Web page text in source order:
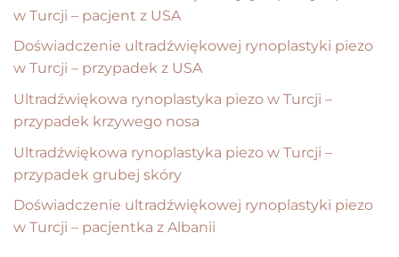
w Turcji – pacjent z USA
Doświadczenie ultradźwiękowej rynoplastyki piezo
w Turcji – przypadek z USA
Ultradźwiękowa rynoplastyka piezo w Turcji –
przypadek krzywego nosa
Ultradźwiękowa rynoplastyka piezo w Turcji –
przypadek grubej skóry
Doświadczenie ultradźwiękowej rynoplastyki piezo
w Turcji – pacjentka z Albanii